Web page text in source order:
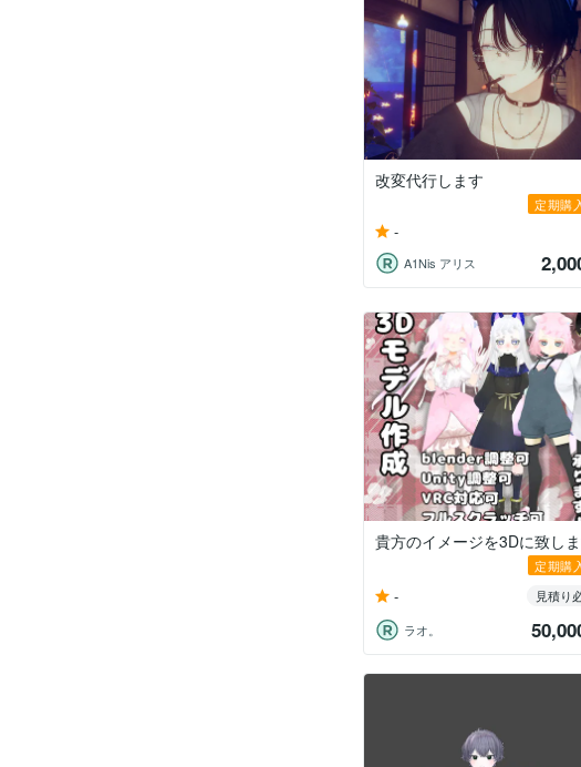
改変代行します
定期購
-
A1Nis アリス
貴方のイメージを3Dに致し
定期購
-
見積り
ラオ。